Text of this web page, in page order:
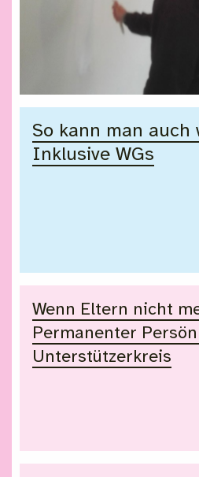
So kann man auch
Inklusive WGs
Wenn Eltern nicht
Permanenter
Unterstützerkreis